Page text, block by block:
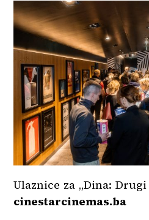
Ulaznice za „Dina:
cinestarcinemas.ba